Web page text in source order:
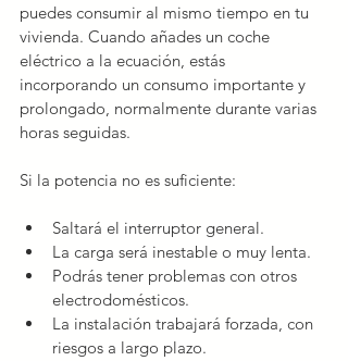
puedes consumir al mismo tiempo en tu
vivienda. Cuando añades un coche
eléctrico a la ecuación, estás
incorporando un consumo importante y
prolongado, normalmente durante varias
horas seguidas.
Si la potencia no es suficiente:
Saltará el interruptor general.
La carga será inestable o muy lenta.
Podrás tener problemas con otros
electrodomésticos.
La instalación trabajará forzada, con
riesgos a largo plazo.